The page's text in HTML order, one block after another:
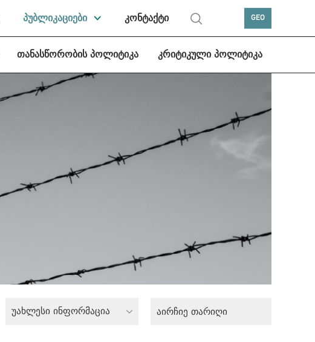
პუბლიკაციები კონტაქტი GEO
თანასწორობის პოლიტიკა კრიტიკული პოლიტიკა
უახლესი ინფორმაცია